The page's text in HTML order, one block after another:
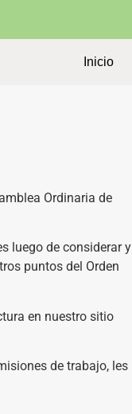
Inicio
Ordinaria de
luego de considerar y
puntos del Orden
en nuestro sitio
de trabajo, les